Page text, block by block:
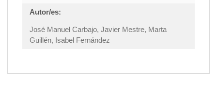
Autor/es:
José Manuel Carbajo, Javier Mestre, Marta
Guillén, Isabel Fernández